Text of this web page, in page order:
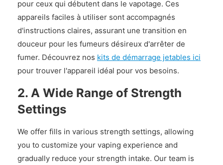
pour ceux qui débutent dans le vapotage. Ces
appareils faciles à utiliser sont accompagnés
d'instructions claires, assurant une transition en
douceur pour les fumeurs désireux d'arrêter de
fumer. Découvrez nos kits de démarrage jetables ici
pour trouver l'appareil idéal pour vos besoins.
2. A Wide Range of Strength
Settings
We offer fills in various strength settings, allowing
you to customize your vaping experience and
gradually reduce your strength intake. Our team is